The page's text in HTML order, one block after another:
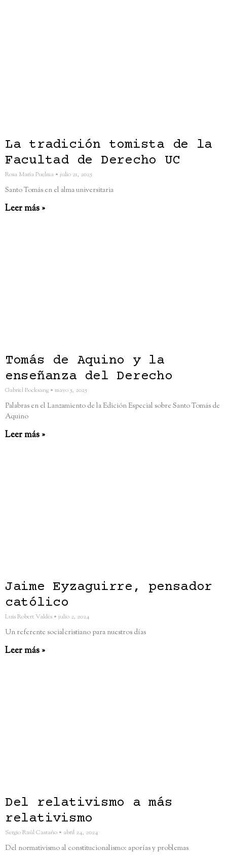
La tradición tomista de la
Facultad de Derecho UC
Rosa María Puelma julio 21, 2025
Santo Tomás en el alma universitaria
Leer más »
Tomás de Aquino y la
enseñanza del Derecho
Gabriel Bocksang mayo 5, 2025
Palabras en el Lanzamiento de la Edición Especial sobre Santo Tomás de
Aquino
Leer más »
Jaime Eyzaguirre, pensador
católico
Luis Robert Valdés julio 2, 2024
Un referente socialcristiano para nuestros días
Leer más »
Del relativismo a más
relativismo
Sergio Raúl Castaño abril 24, 2024
Del normativismo al constitucionalismo: aporías y problemas